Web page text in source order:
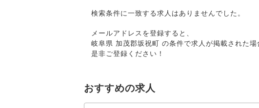
検索条件に一致する求人はありませんでした。
メールアドレスを登録すると、
岐阜県 加茂郡坂祝町 の条件で求人が掲載された
是非ご登録ください！
おすすめの求人